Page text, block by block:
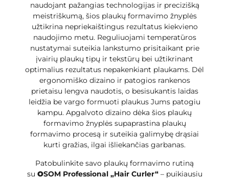
naudojant pažangias technologijas ir precizišką
meistriškumą, šios plaukų formavimo žnyplės
užtikrina nepriekaištingus rezultatus kiekvieno
naudojimo metu. Reguliuojami temperatūros
nustatymai suteikia lankstumo prisitaikant prie
įvairių plaukų tipų ir tekstūrų bei užtikrinant
optimalius rezultatus nepakenkiant plaukams. Dėl
ergonomiško dizaino ir patogios rankenos
prietaisu lengva naudotis, o besisukantis laidas
leidžia be vargo formuoti plaukus Jums patogiu
kampu. Apgalvoto dizaino dėka šios plaukų
formavimo žnyplės supaprastina plaukų
formavimo procesą ir suteikia galimybę drąsiai
kurti gražias, ilgai išliekančias garbanas.
Patobulinkite savo plaukų formavimo rutiną
su OSOM Professional „Hair Curler“– puikiausiu